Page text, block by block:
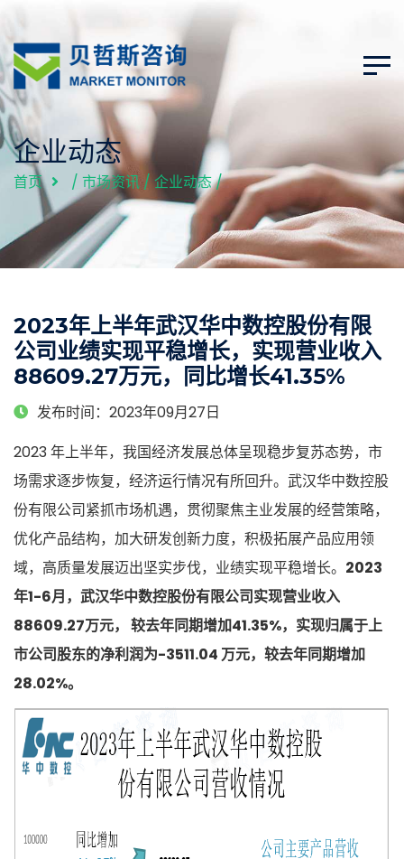
企业动态
首页 / 市场资讯/企业动态/
2023年上半年武汉华中数控股份有限
公司业绩实现平稳增长，实现营业收入
88609.27万元，同比增长41.35%
发布时间：2023年09月27日
2023 年上半年，我国经济发展总体呈现稳步复苏态势，市
场需求逐步恢复，经济运行情况有所回升。武汉华中数控股
份有限公司紧抓市场机遇，贯彻聚焦主业发展的经营策略，
优化产品结构，加大研发创新力度，积极拓展产品应用领
域，高质量发展迈出坚实步伐，业绩实现平稳增长。 2023
年1-6月，武汉华中数控股份有限公司实现营业收入
88609.27万元， 较去年同期增加41.35%，实现归属于上
市公司股东的净利润为-3511.04 万元，较去年同期增加
28.02%。